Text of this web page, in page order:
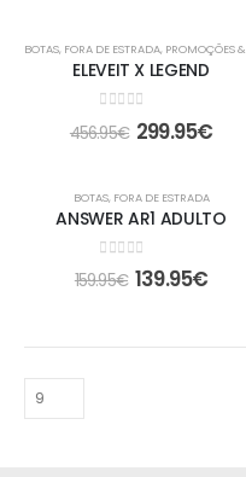
BOTAS, FORA DE ESTRADA, PROMOÇÕES & OFERTAS
ELEVEIT X LEGEND
out of 5
456.95€ 299.95€
BOTAS, FORA DE ESTRADA
ANSWER AR1 ADULTO
out of 5
159.95€ 139.95€